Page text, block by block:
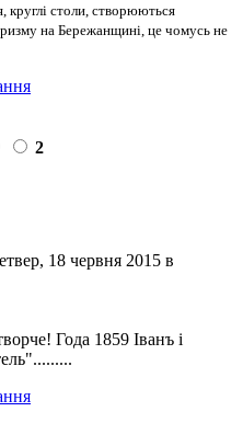
круглі столи, створюються
на Бережанщині, це чомусь не
2
18 червня 2015 в
Года 1859 Іванъ і